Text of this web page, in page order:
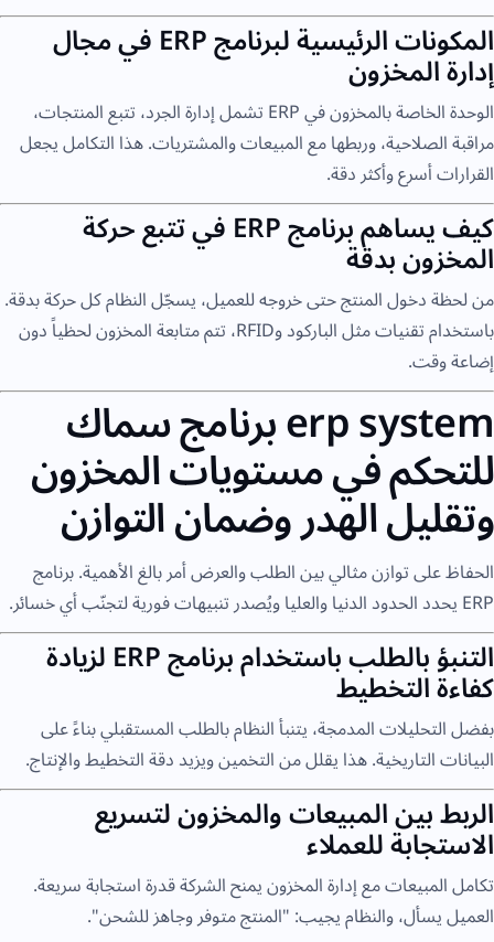
المكونات الرئيسية لبرنامج ERP في مجال
إدارة المخزون
الوحدة الخاصة بالمخزون في ERP تشمل إدارة الجرد، تتبع المنتجات،
مراقبة الصلاحية، وربطها مع المبيعات والمشتريات. هذا التكامل يجعل
القرارات أسرع وأكثر دقة.
كيف يساهم برنامج ERP في تتبع حركة
المخزون بدقة
من لحظة دخول المنتج حتى خروجه للعميل، يسجّل النظام كل حركة بدقة.
باستخدام تقنيات مثل الباركود وRFID، تتم متابعة المخزون لحظياً دون
إضاعة وقت.
erp system برنامج سماك
للتحكم في مستويات المخزون
وتقليل الهدر وضمان التوازن
الحفاظ على توازن مثالي بين الطلب والعرض أمر بالغ الأهمية. برنامج
ERP يحدد الحدود الدنيا والعليا ويُصدر تنبيهات فورية لتجنّب أي خسائر.
التنبؤ بالطلب باستخدام برنامج ERP لزيادة
كفاءة التخطيط
بفضل التحليلات المدمجة، يتنبأ النظام بالطلب المستقبلي بناءً على
البيانات التاريخية. هذا يقلل من التخمين ويزيد دقة التخطيط والإنتاج.
الربط بين المبيعات والمخزون لتسريع
الاستجابة للعملاء
تكامل المبيعات مع إدارة المخزون يمنح الشركة قدرة استجابة سريعة.
العميل يسأل، والنظام يجيب: "المنتج متوفر وجاهز للشحن".